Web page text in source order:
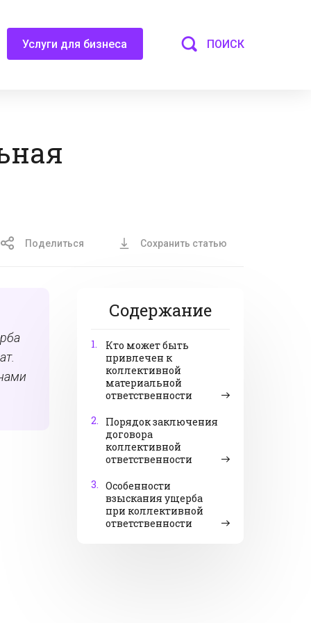
Услуги для бизнеса ПОИСК
Поделиться Сохранить статью
Содержание
1.
Кто может быть
привлечен к
коллективной
материальной
ответственности
2.
Порядок заключения
договора
коллективной
ответственности
3. Особенности
взыскания ущерба
при коллективной
ответственности